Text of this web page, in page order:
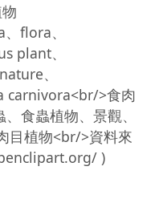
flora、
plant、
、
carnivora<br/>食肉
食蟲植物、景觀、
目植物<br/>資料來